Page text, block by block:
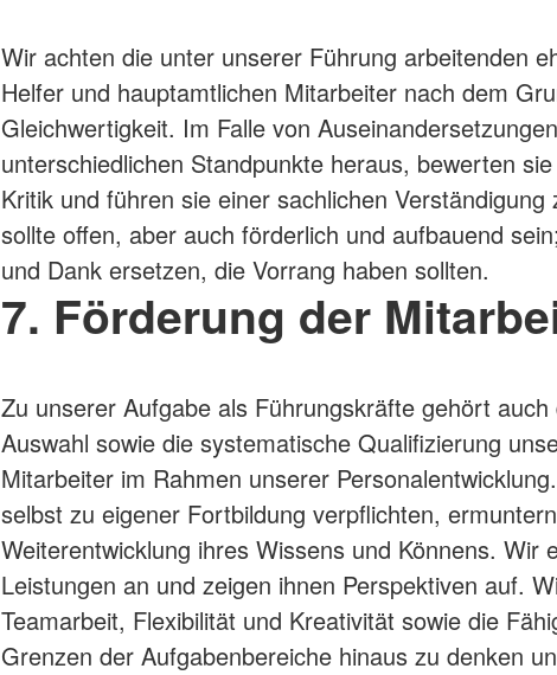
Wir achten die unter unserer Führung arbeitenden
Helfer und hauptamtlichen Mitarbeiter nach dem
Gleichwertigkeit. Im Falle von
unterschiedlichen Standpunkte heraus, bewerten
Kritik und führen sie einer sachlichen
sollte offen, aber auch förderlich und aufbauend
und Dank ersetzen, die Vorrang haben sollten.
7. Förderung der
Zu unserer Aufgabe als Führungskräfte gehört auch
Auswahl sowie die systematische Qualifizierung
Mitarbeiter im Rahmen unserer
selbst zu eigener Fortbildung verpflichten,
Weiterentwicklung ihres Wissens und Könnens. Wir
Leistungen an und zeigen ihnen Perspektiven auf.
Teamarbeit, Flexibilität und Kreativität sowie die
Grenzen der Aufgabenbereiche hinaus zu denken